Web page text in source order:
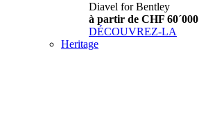
Diavel for Bentley
à partir de CHF 60´000
DÉCOUVREZ-LA
Heritage